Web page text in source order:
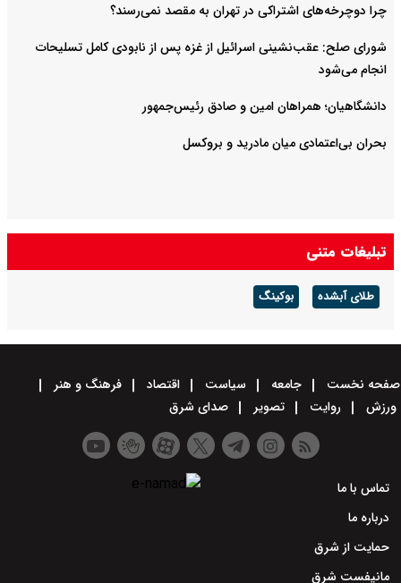
چرا دوچرخه‌های اشتراکی در تهران به مقصد نمی‌رسند؟
شورای صلح: عقب‌نشینی اسرائیل از غزه پس از نابودی کامل تسلیحات
انجام می‌شود
دانشگاهیان؛ همراهان امین و صادق رئیس‌جمهور
بحران بی‌اعتمادی میان مادرید و بروکسل
تبلیغات متنی
طلای آبشده بوکینگ
صفحه نخست جامعه سیاست اقتصاد
فرهنگ و هنر
ورزش
روایت تصویر صدای شرق
تماس با ما
درباره ما
حمایت از شرق
مانیفست شرق